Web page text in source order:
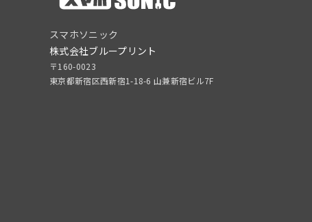
スマホソニック
株式会社ブループリント
〒160-0023
東京都新宿区西新宿1-18-6 山兼新宿ビル7F